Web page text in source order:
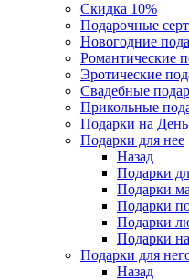
Скидка 10%
Подарочные
Новогодние
Романтические
Эротические
Свадебные
Прикольные
Подарки на
Подарки для нее
Назад
Подарки
Подарки
Подарки
Подарки
Подарки
Подарки для
Назад